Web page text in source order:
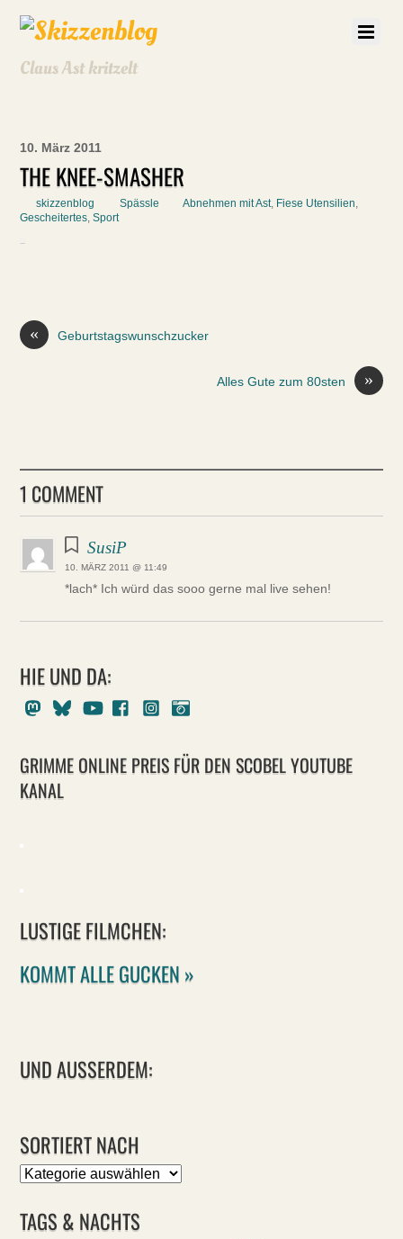
Claus Ast kritzelt
10. März 2011
THE KNEE-SMASHER
skizzenblog Spässle Abnehmen mit Ast, Fiese Utensilien,
Gescheitertes,Sport
« Geburtstagswunschzucker
»
Alles Gute zum 80sten
1 COMMENT
SusiP
10. MÄRZ 2011 @ 11:49
*lach* Ich würd das sooo gerne mal live sehen!
HIE UND DA:
MastodonBlueskyYoutubeFacebookInstagram
GRIMME ONLINE PREIS FÜR DEN SCOBEL YOUTUBE
KANAL
LUSTIGE FILMCHEN:
KOMMT ALLE GUCKEN »
UND AUSSERDEM:
SORTIERT NACH
Sortiert
TAGS & NACHTS